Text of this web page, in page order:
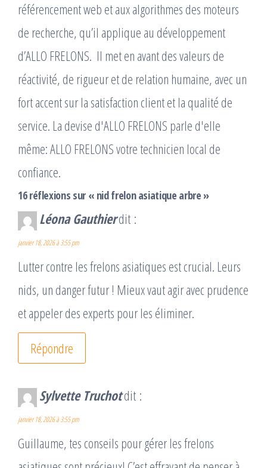
référencement web et aux algorithmes des moteurs
de recherche, qu’il applique au développement
d’ALLO FRELONS. ​ Il met en avant des valeurs de
réactivité, de rigueur et de relation humaine, avec un
fort accent sur la satisfaction client et la qualité de
service. La devise d'ALLO FRELONS parle d'elle
même: ALLO FRELONS votre technicien local de
confiance.
16 réflexions sur « nid frelon asiatique arbre »
Léona Gauthierdit :
janvier 18, 2026 à 3:55 pm
Lutter contre les frelons asiatiques est crucial. Leurs
nids, un danger futur ! Mieux vaut agir avec prudence
et appeler des experts pour les éliminer.
Répondre
Sylvette Truchotdit :
janvier 18, 2026 à 3:55 pm
Guillaume, tes conseils pour gérer les frelons